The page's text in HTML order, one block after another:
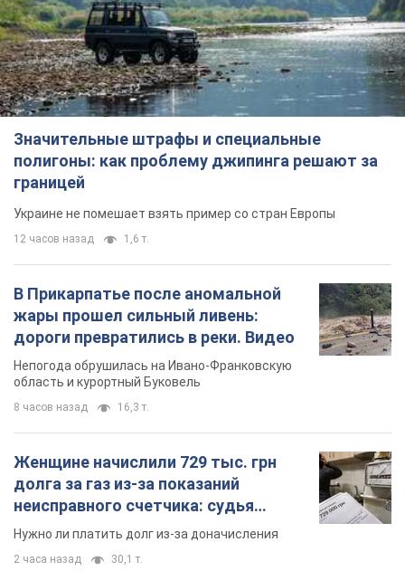
Значительные штрафы и специальные
полигоны: как проблему джипинга решают за
границей
Украине не помешает взять пример со стран Европы
12 часов назад 1,6 т.
В Прикарпатье после аномальной
жары прошел сильный ливень:
дороги превратились в реки. Видео
Непогода обрушилась на Ивано-Франковскую
область и курортный Буковель
8 часов назад 16,3 т.
Женщине начислили 729 тыс. грн
долга за газ из-за показаний
неисправного счетчика: судья
вынес неожиданное решение
Нужно ли платить долг из-за доначисления
2 часа назад 30,1 т.